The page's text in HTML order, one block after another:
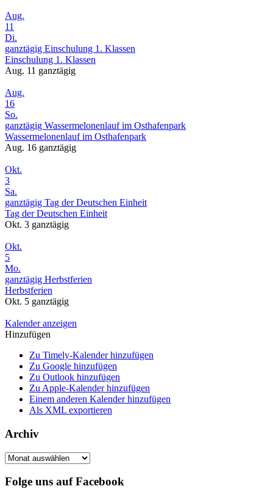
Aug.
11
Di.
ganztägig Einschulung 1. Klassen
Einschulung 1. Klassen
Aug. 11 ganztägig
Aug.
16
So.
ganztägig Wassermelonenlauf im Osthafenpark
Wassermelonenlauf im Osthafenpark
Aug. 16 ganztägig
Okt.
3
Sa.
ganztägig Tag der Deutschen Einheit
Tag der Deutschen Einheit
Okt. 3 ganztägig
Okt.
5
Mo.
ganztägig Herbstferien
Herbstferien
Okt. 5 ganztägig
Kalender anzeigen
Hinzufügen
Zu Timely-Kalender hinzufügen
Zu Google hinzufügen
Zu Outlook hinzufügen
Zu Apple-Kalender hinzufügen
Einem anderen Kalender hinzufügen
Als XML exportieren
Archiv
Archiv
Folge uns auf Facebook